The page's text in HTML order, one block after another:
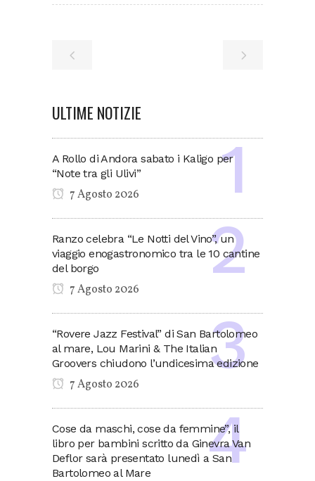
ULTIME NOTIZIE
A Rollo di Andora sabato i Kaligo per
“Note tra gli Ulivi”
7 Agosto 2026
Ranzo celebra “Le Notti del Vino”, un
viaggio enogastronomico tra le 10 cantine
del borgo
7 Agosto 2026
“Rovere Jazz Festival” di San Bartolomeo
al mare, Lou Marini & The Italian
Groovers chiudono l’undicesima edizione
7 Agosto 2026
Cose da maschi, cose da femmine”, il
libro per bambini scritto da Ginevra Van
Deflor sarà presentato lunedì a San
Bartolomeo al Mare